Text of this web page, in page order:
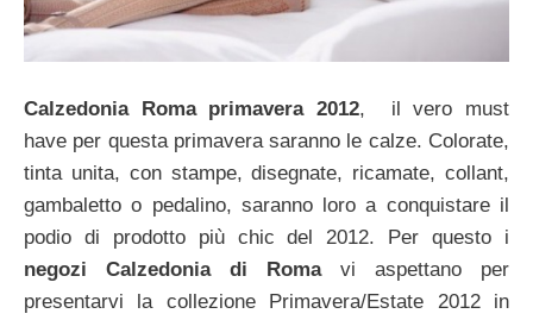
Calzedonia Roma primavera 2012, il vero must
have per questa primavera saranno le calze. Colorate,
tinta unita, con stampe, disegnate, ricamate, collant,
gambaletto o pedalino, saranno loro a conquistare il
podio di prodotto più chic del 2012. Per questo i
negozi Calzedonia di Romavi aspettano per
presentarvi la collezione Primavera/Estate 2012 in